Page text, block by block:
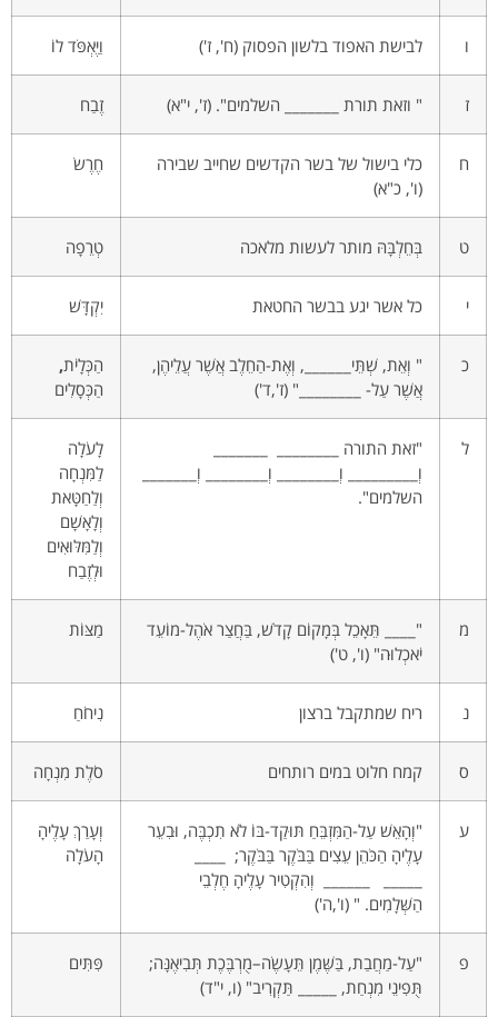
ו לבישת האפוד בלשון הפסוק (ח', ז') וַיֶּאְפֹּד לוֹ
ז " וזאת תורת _______ השלמים". (ז', י"א) זֶבַח
ח
כלי בישול של בשר הקדשים שחייב שבירה
(ו', כ"א)
חֶרֶשׂ
ט בְּחֵלְבָּהּ מותר לעשות מלאכה טְרֵפָה
י כל אשר יגע בבשר החטאת יִקְדָּשׁ
כ
" וְאֵת, שְׁתֵּי______, וְאֶת-הַחֵלֶב אֲשֶׁר עֲלֵיהֶן,
אֲשֶׁר עַל- ________" (ז',ד')
הַכְּלָיֹת,
הַכְּסָלִים
ל
"זאת התורה ________ _______
וְ_________ וְ________ וְ________ וְ_______
השלמים".
לָעֹלָה
לַמִּנְחָה
וְלַחַטָּאת
וְלָאָשָׁם
וְלַמִּלּוּאִים
וּלְזֶבַח
מ
"____ תֵּאָכֵל בְּמָקוֹם קָדֹשׁ, בַּחֲצַר אֹהֶל-מוֹעֵד
יֹאכְלוּה" (ו', ט')
מַצּוֹת
נ ריח שמתקבל ברצון נִיחֹחַ
ס קמח חלוט במים רותחים סֹלֶת מִנְחָה
ע
"וְהָאֵשׁ עַל-הַמִּזְבֵּחַ תּוּקַד-בּוֹ לֹא תִכְבֶּה, וּבִעֵר
עָלֶיהָ הַכֹּהֵן עֵצִים בַּבֹּקֶר בַּבֹּקֶר; ____
_____ ______ וְהִקְטִיר עָלֶיהָ חֶלְבֵי
הַשְּׁלָמִים. " (ו',ה')
וְעָרַךְ עָלֶיהָ
הָעֹלָה
פ
"עַל-מַחֲבַת, בַּשֶּׁמֶן תֵּעָשֶׂה–מֻרְבֶּכֶת תְּבִיאֶנָּה;
תֻּפִינֵי מִנְחַת, _____ תַּקְרִיב" (ו, י"ד)
פִּתִּים